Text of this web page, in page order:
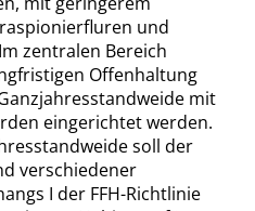
und
zentralen Bereich
Offenhaltung
mit
eingerichtet werden.
soll der
verschiedener
I der FFH-Richtlinie